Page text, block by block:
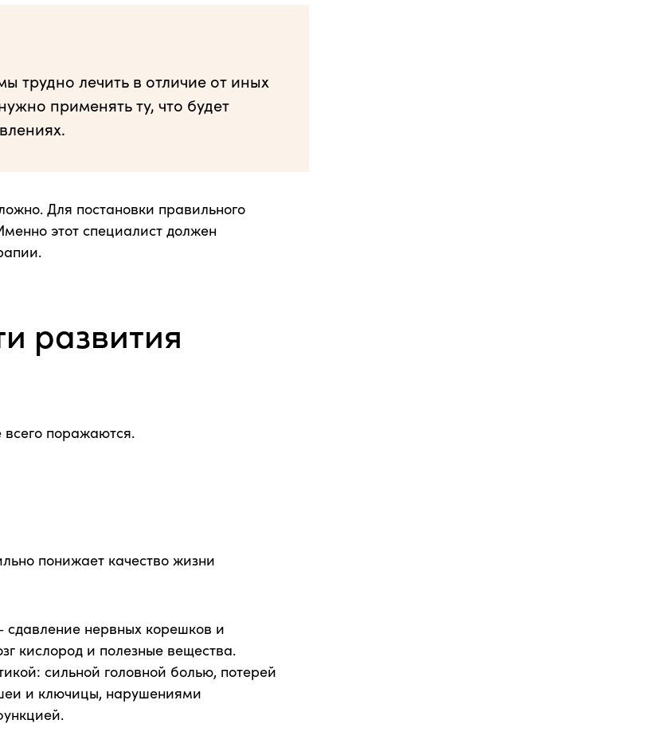
трудно лечить в отличие от иных
применять ту, что будет
Для постановки правильного
этот специалист должен
развития
всего поражаются.
понижает качество жизни
нервных корешков и
кислород и полезные вещества.
сильной головной болью, потерей
и ключицы, нарушениями